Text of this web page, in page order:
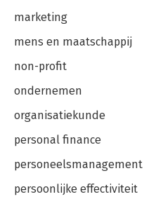
marketing
mens en maatschappij
non-profit
ondernemen
organisatiekunde
personal finance
personeelsmanagement
persoonlijke effectiviteit